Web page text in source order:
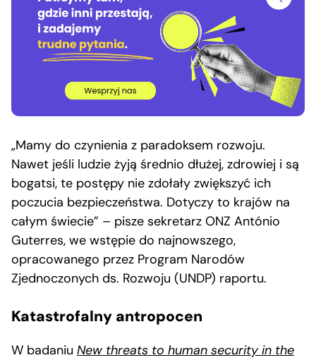
„Mamy do czynienia z paradoksem rozwoju.
Nawet jeśli ludzie żyją średnio dłużej, zdrowiej i są
bogatsi, te postępy nie zdołały zwiększyć ich
poczucia bezpieczeństwa. Dotyczy to krajów na
całym świecie” – pisze sekretarz ONZ António
Guterres, we wstępie do najnowszego,
opracowanego przez Program Narodów
Zjednoczonych ds. Rozwoju (UNDP) raportu.
Katastrofalny antropocen
W badaniu New threats to human security in the